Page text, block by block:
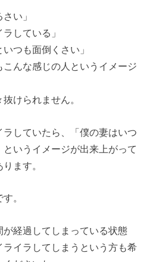
い」
している」
つも面倒くさい」
んな感じの人というイメージ
けられません。
していたら、「僕の妻はいつ
いうイメージが出来上がって
ます。
。
経過してしまっている状態
イラしてしまうという方も希